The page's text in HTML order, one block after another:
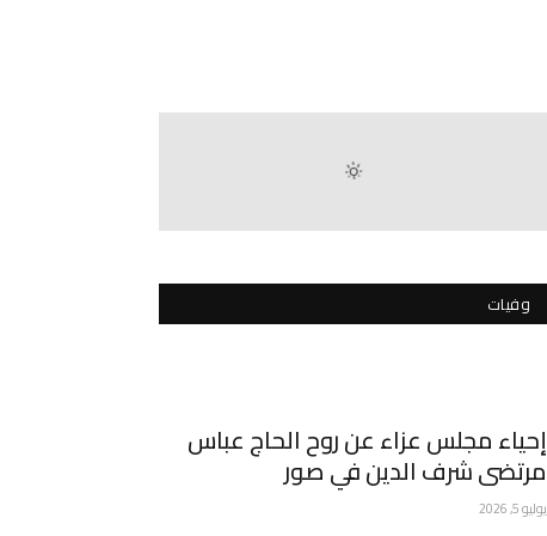
وفيات
إحياء مجلس عزاء عن روح الحاج عباس
مرتضى شرف الدين في صور
يوليو 5, 2026